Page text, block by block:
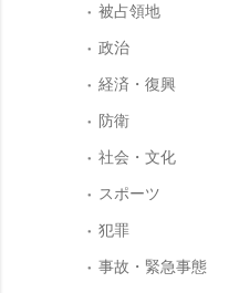
被占領地
政治
経済・復興
防衛
社会・文化
スポーツ
犯罪
事故・緊急事態